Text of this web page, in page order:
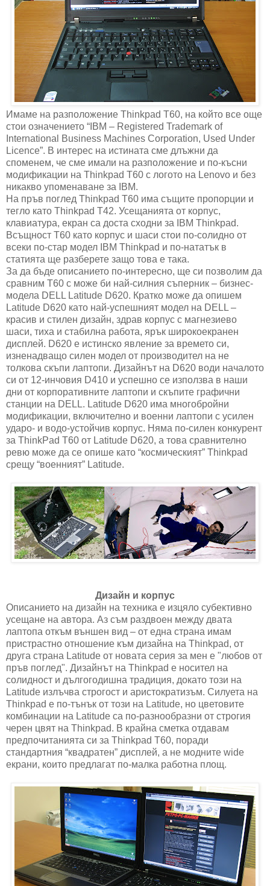
Имаме на разположение Thinkpad T60, на който все още
стои означението “IBM – Registered Trademark of
International Business Machines Corporation, Used Under
Licence”. В интерес на истината сме длъжни да
споменем, че сме имали на разположение и по-късни
модификации на Thinkpad T60 с логото на Lenovo и без
никакво упоменаване за IBM.
На пръв поглед Thinkpad T60 има същите пропорции и
тегло като Thinkpad T42. Усещанията от корпус,
клавиатура, екран са доста сходни за IBM Thinkpad.
Всъщност T60 като корпус и шаси стои по-солидно от
всеки по-стар модел IBM Thinkpad и по-нататък в
статията ще разберете защо това е така.
За да бъде описанието по-интересно, ще си позволим да
сравним T60 с може би най-силния съперник – бизнес-
модела DELL Latitude D620. Кратко може да опишем
Latitude D620 като най-успешният модел на DELL –
красив и стилен дизайн, здрав корпус с магнезиево
шаси, тиха и стабилна работа, ярък широкоекранен
дисплей. D620 е истинско явление за времето си,
изненадващо силен модел от производител на не
толкова скъпи лаптопи. Дизайнът на D620 води началото
си от 12-инчовия D410 и успешно се използва в наши
дни от корпоративните лаптопи и скъпите графични
станции на DELL. Latitude D620 има многобройни
модификации, включително и военни лаптопи с усилен
ударо- и водо-устойчив корпус. Няма по-силен конкурент
за ThinkPad T60 от Latitude D620, а това сравнително
ревю може да се опише като “космическият” Thinkpad
срещу “военният” Latitude.
Дизайн и корпус
Описанието на дизайн на техника е изцяло субективно
усещане на автора. Aз съм раздвоен между двата
лаптопа откъм външен вид – от една страна имам
пристрастно отношение към дизайна на Thinkpad, от
друга страна Latitude от новата серия за мен е "любов от
пръв поглед". Дизайнът на Thinkpad е носител на
солидност и дългогодишна традиция, докато този на
Latitude излъчва строгост и аристократизъм. Силуета на
Thinkpad е по-тънък от този на Latitude, но цветовите
комбинации на Latitude са по-разнообразни от строгия
черен цвят на Thinkpad. В крайна сметка отдавам
предпочитанията си за Thinkpad T60, поради
стандартния “квадратен” дисплей, а не модните wide
екрани, които предлагат по-малка работна площ.